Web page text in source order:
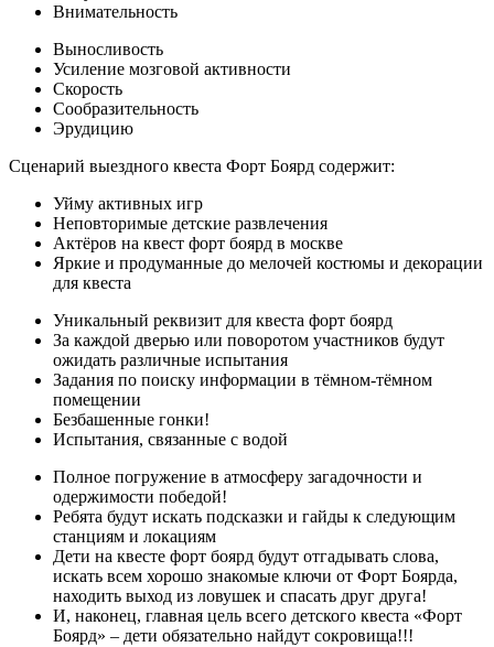
Внимательность
Выносливость
Усиление мозговой активности
Скорость
Сообразительность
Эрудицию
Сценарий выездного квеста Форт Боярд содержит:
Уйму активных игр
Неповторимые детские развлечения
Актёров на квест форт боярд в москве
Яркие и продуманные до мелочей костюмы и декорации
для квеста
Уникальный реквизит для квеста форт боярд
За каждой дверью или поворотом участников будут
ожидать различные испытания
Задания по поиску информации в тёмном-тёмном
помещении
Безбашенные гонки!
Испытания, связанные с водой
Полное погружение в атмосферу загадочности и
одержимости победой!
Ребята будут искать подсказки и гайды к следующим
станциям и локациям
Дети на квесте форт боярд будут отгадывать слова,
искать всем хорошо знакомые ключи от Форт Боярда,
находить выход из ловушек и спасать друг друга!
И, наконец, главная цель всего детского квеста «Форт
Боярд» – дети обязательно найдут сокровища!!!